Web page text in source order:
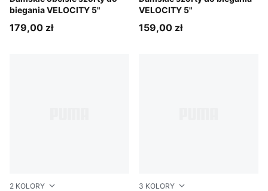
biegania VELOCITY 5"
179,00 zł
VELOCITY 5"
159,00 zł
2 KOLORY 3 KOLORY